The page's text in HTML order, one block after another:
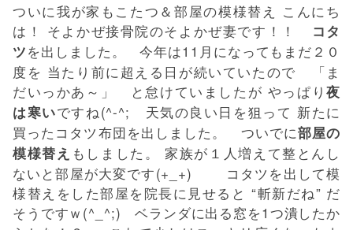
ついに我が家もこたつ＆部屋の模様替え こんにち
は！ そよかぜ接骨院のそよかぜ妻です！！
コタ
ツを出しました。 今年は11月になってもまだ２０
度を 当たり前に超える日が続いていたので 「ま
だいっかあ～」 と怠けていましたが やっぱり夜
は寒いですね(^-^; 天気の良い日を狙って 新たに
買ったコタツ布団を出しました。 ついでに部屋の
模様替え もしました。 家族が１人増えて整とんし
ないと部屋が大変です(+_+) コタツを出して模
様替えをした部屋を院長に見せると “斬新だね” だ
そうですｗ(^_^;) ベランダに出る窓を1つ潰したか